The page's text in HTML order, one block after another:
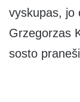
vyskupas, jo
Grzegorzas
sosto